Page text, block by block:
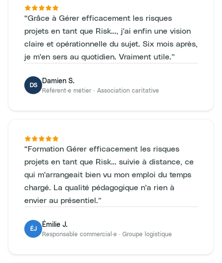
“Grâce à Gérer efficacement les risques
projets en tant que Risk…, j'ai enfin une vision
claire et opérationnelle du sujet. Six mois après,
je m'en sers au quotidien. Vraiment utile.”
DS
Damien S.
Référent·e métier · Association caritative
“Formation Gérer efficacement les risques
projets en tant que Risk… suivie à distance, ce
qui m'arrangeait bien vu mon emploi du temps
chargé. La qualité pédagogique n'a rien à
envier au présentiel.”
ÉJ
Émilie J.
Responsable commercial·e · Groupe logistique